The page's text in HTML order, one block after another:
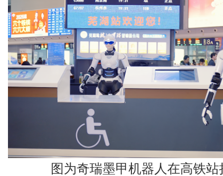
图为奇瑞墨甲机器人在高铁